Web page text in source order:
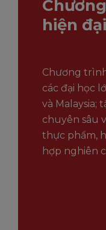
hiện đại
Chương
các đại học
và Malaysia;
chuyên sâu
thực phẩm,
hợp nghiên